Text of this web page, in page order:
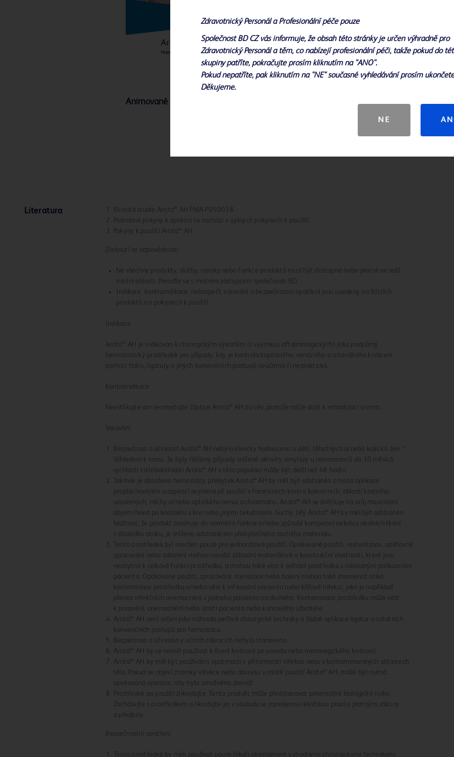
Play
Video
Animované video Arista™ AH MOA
Literatura
Klinická studie Arista™ AH PMA P050038.
Podrobné pokyny k aplikaci se nachází v úplných pokynech k použití.
Pokyny k použití Arista™ AH.
Zřeknutí se odpovědnosti
Ne všechny produkty, služby, nároky nebo funkce produktů musí být dostupné nebo platné ve vaší
místní oblasti. Poraďte se s místním zástupcem společnosti BD.
Indikace, kontraindikace, nebezpečí, varování a bezpečnostní opatření jsou uvedeny na štítcích
produktů a v pokynech k použití.
Indikace
Arista™ AH je indikován k chirurgickým výkonům (s výjimkou oftalmologických) jako podpůrný
hemostatický prostředek pro případy, kdy je kontrola kapilárního, venózního a arteriálního krvácení
pomocí tlaku, ligatury a jiných konvenčních postupů neúčinná či nepraktická.
Kontraindikace
Nevstřikujte ani neumisťujte částice Arista™ AH do cév, protože může dojít k embolizaci a smrti.
Varování
Bezpečnost a účinnost Arista™ AH nebyla klinicky hodnocena u dětí, těhotných a/nebo kojících žen. *
Vzhledem k tomu, že byly hlášeny případy snížené aktivity amylázy u novorozenců do 10 měsíců,
rychlosti vstřebatelnosti Arista™ AH v této populaci může být delší než 48 hodin.
Jakmile je dosaženo hemostázy, přebytek Arista™ AH by měl být odstraněn z místa aplikace
proplachováním a aspirací zejména při použití v foraminech kosti a kolem nich, oblastí kostního
uzavřených, míchy a/nebo optického nervu a chiasmatis. Arista™ AH se zvětšuje na svůj maximální
objem ihned po kontaktu s krví nebo jinými tekutinami. Suchý, bílý Arista™ AH by měl být odstraněn.
Možnost, že produkt zasahuje do normální funkce a/nebo způsobí kompresní nekrózu okolních tkání
v důsledku otoku, je snížena odstraněním přebytečného suchého materiálu.
Tento prostředek byl navržen pouze pro jednorázové použití. Opakované použití, resterilizace, opětovné
zpracování nebo zabalení mohou narušit základní materiálové a konstrukční vlastnosti, které jsou
nezbytné k celkové funkci prostředku, a mohou také vést k selhání prostředku s následným poškozením
pacienta. Opakované použití, zpracování, sterilizace nebo balení mohou také znamenat riziko
kontaminace prostředku a/nebo vést k infikování pacienta nebo křížové infekci, jako je například
přenos infekčních onemocnění z jednoho pacienta na druhého. Kontaminace prostředku může vést
k poranění, onemocnění nebo úmrtí pacienta nebo koncového uživatele.
Arista™ AH není určen jako náhrada pečlivé chirurgické techniky a řádné aplikace ligatur a ostatních
konvenčních postupů pro hemostázu.
Bezpečnost a účinnost v očních zákrocích nebyla stanovena.
Arista™ AH by se neměl používat k řízení krvácení po porodu nebo menoragického krvácení.
Arista™ AH by měl být používán s opatrností v přítomnosti infekce nebo v kontaminovaných oblastech
těla. Pokud se objeví známky infekce nebo abscesu v místě použití Arista™ AH, může být nutná
opakovaná operace, aby byla umožněna drenáž.
Prostředek po použití zlikvidujte. Tento produkt může představovat potenciální biologické riziko.
Zacházejte s prostředkem a likvidujte jej v souladu se zavedenou lékařskou praxí a platnými zákony
a předpisy.
Bezpečnostní opatření
Tento prostředek by měli používat pouze lékaři obeznámení s vhodnými chirurgickými technikami.
Zdravotnický Personál a Profesionální péče pouze
Společnost BD CZ vás informuje, že obsah této stránky je určen výhradně pro
Zdravotnický Personál a těm, co nabízejí profesionální péči, takže pokud do
skupiny patříte, pokračujte prosím kliknutím na "ANO".
Pokud nepatříte, pak kliknutím na "NE" současné vyhledávání prosím
Děkujeme.
NE